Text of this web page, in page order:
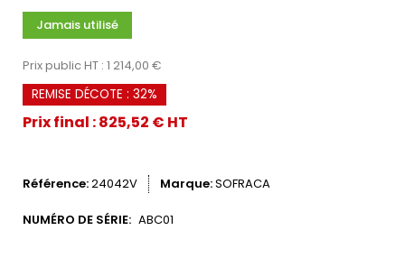
Jamais utilisé
Prix public HT : 1 214,00 €
REMISE DÉCOTE : 32%
Prix final : 825,52 € HT
Référence 24042V Marque SOFRACA
NUMÉRO DE SÉRIE: ABC01